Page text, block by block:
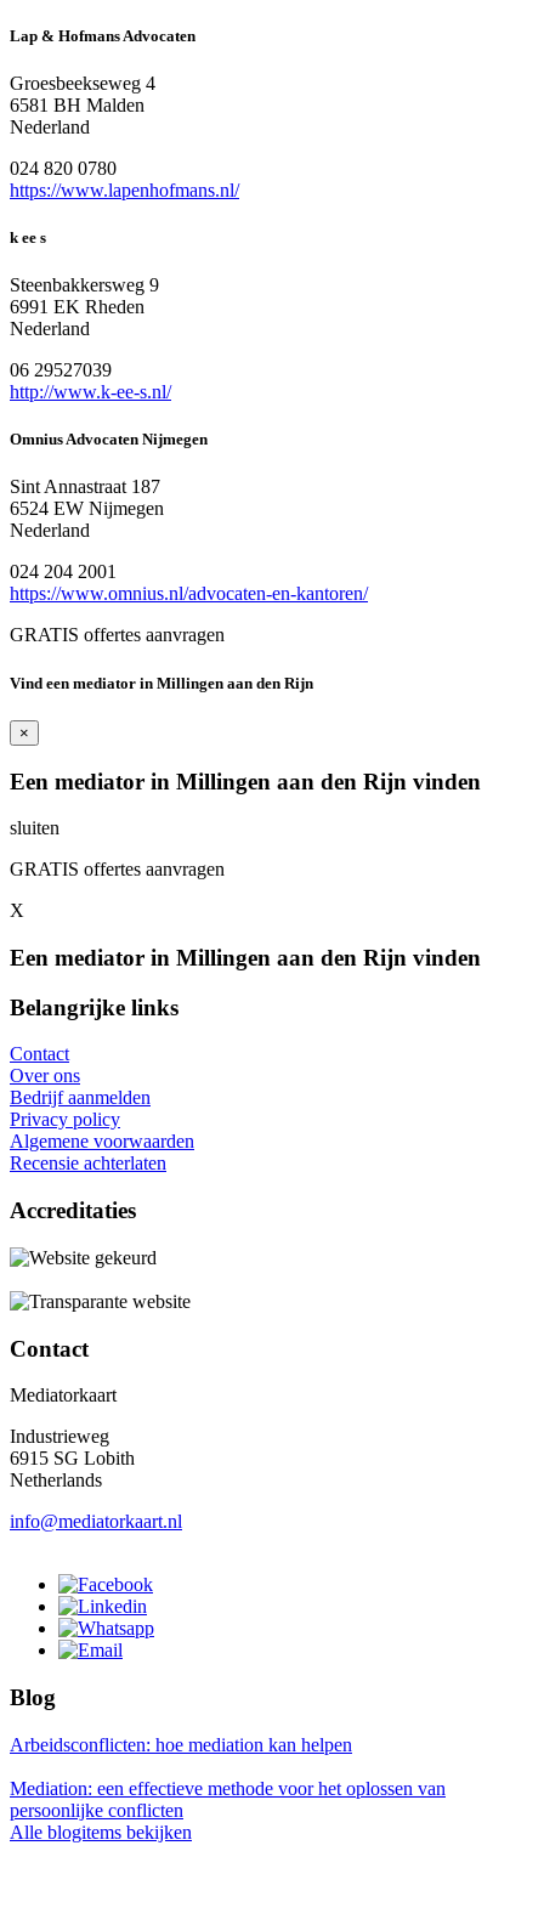
Lap & Hofmans Advocaten
Groesbeekseweg 4
6581 BH Malden
Nederland
024 820 0780
https://www.lapenhofmans.nl/
k ee s
Steenbakkersweg 9
6991 EK Rheden
Nederland
06 29527039
http://www.k-ee-s.nl/
Omnius Advocaten Nijmegen
Sint Annastraat 187
6524 EW Nijmegen
Nederland
024 204 2001
https://www.omnius.nl/advocaten-en-kantoren/
GRATIS offertes aanvragen
Vind een mediator in Millingen aan den Rijn
×
Een mediator in Millingen aan den Rijn vinden
sluiten
GRATIS offertes aanvragen
X
Een mediator in Millingen aan den Rijn vinden
Belangrijke links
Contact
Over ons
Bedrijf aanmelden
Privacy policy
Algemene voorwaarden
Recensie achterlaten
Accreditaties
Contact
Mediatorkaart
Industrieweg
6915 SG Lobith
Netherlands
info@mediatorkaart.nl
Blog
Arbeidsconflicten: hoe mediation kan helpen
Mediation: een effectieve methode voor het oplossen van
persoonlijke conflicten
Alle blogitems bekijken